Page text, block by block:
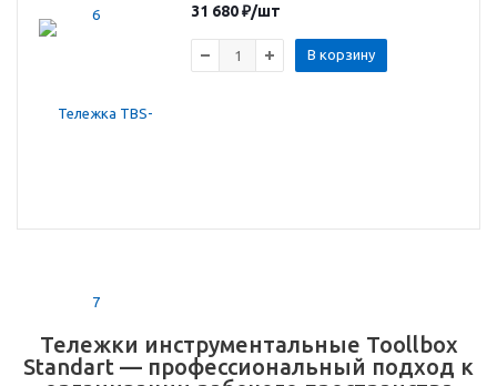
31 680₽/шт
В корзину
Тележки инструментальные Toollbox
Standart — профессиональный подход к